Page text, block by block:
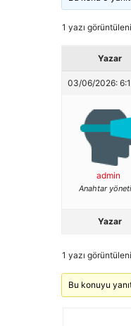
1 yazı
Yazar
03/06/2026:
admin
Anahtar
Yazar
1 yazı
Bu konuyu